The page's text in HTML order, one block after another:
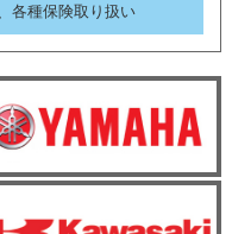
各種保険取り扱い